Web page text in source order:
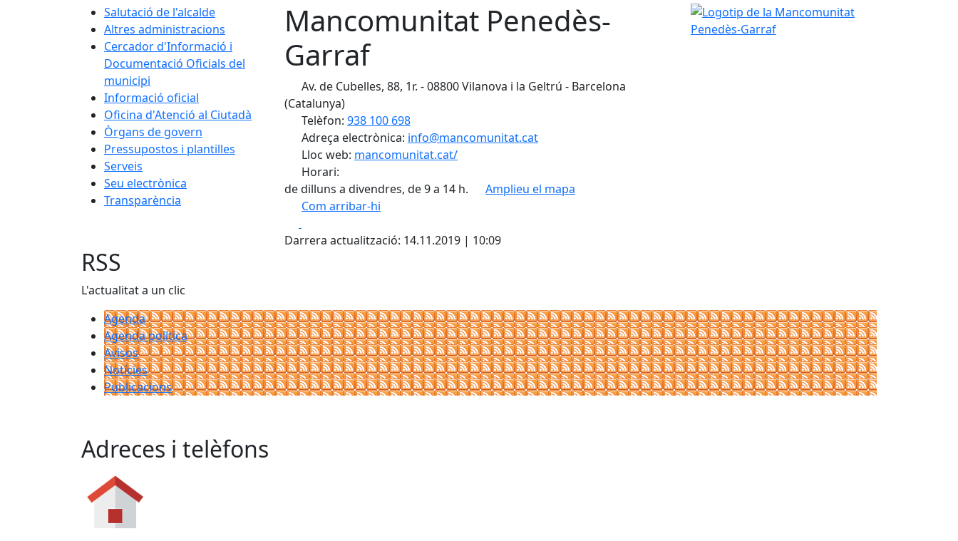
Salutació de l'alcalde
Altres administracions
Cercador d'Informació i
Documentació Oficials del
municipi
Informació oficial
Oficina d'Atenció al Ciutadà
Òrgans de govern
Pressupostos i plantilles
Serveis
Seu electrònica
Transparència
Mancomunitat Penedès-
Garraf
Av. de Cubelles, 88, 1r. - 08800 Vilanova i la Geltrú - Barcelona
(Catalunya)
Telèfon: 938 100 698
Adreça electrònica: info@mancomunitat.cat
Lloc web: mancomunitat.cat/
Horari:
de dilluns a divendres, de 9 a 14 h.
Amplieu el mapa
Com arribar-hi
+
Darrera actualització: 14.11.2019 | 10:09
Logotip de la Mancomunitat Penedès-Garraf
RSS
L'actualitat a un clic
Agenda
Agenda política
Avisos
Notícies
Publicacions
Adreces i telèfons